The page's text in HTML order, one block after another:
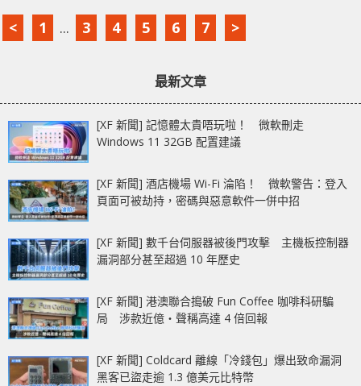
< 1 ... 3 4 5 6 7 >
最新文章
[XF 新聞] 記憶體太貴唔玩啦！ 微軟刪走
Windows 11 32GB 配置建議
[XF 新聞] 酒店機場 Wi-Fi 淪陷！ 微軟警告：登入
頁面可被劫持，密碼與惡意軟件一併中招
[XF 新聞] 數千台伺服器被後門攻擊 主機板控制器
漏洞部分甚至超過 10 年歷史
[XF 新聞] 港澳聯合搗破 Fun Coffee 咖啡科研騙
局 涉款近億‧聲稱高達 4 倍回報
[XF 新聞] Coldcard 離線「冷錢包」爆出致命漏洞
黑客已盜走逾 1.3 億美元比特幣